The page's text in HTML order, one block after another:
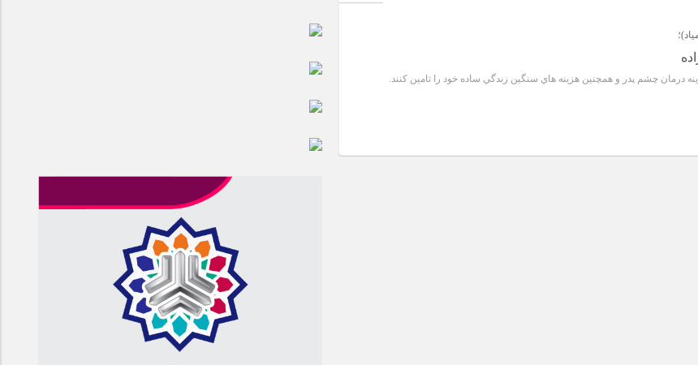
مگاموتور تیم شهدای مگاموتور در بزرگترین مسابقات گل کوچک جهان شرکت کرد
درمان چشم پدر و همچنين هزينه هاي سنگين زندگي ساده خود را تامين كنند.